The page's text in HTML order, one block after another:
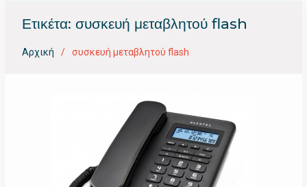
Ετικέτα: συσκευή μεταβλητού flash
Αρχική συσκευή μεταβλητού flash